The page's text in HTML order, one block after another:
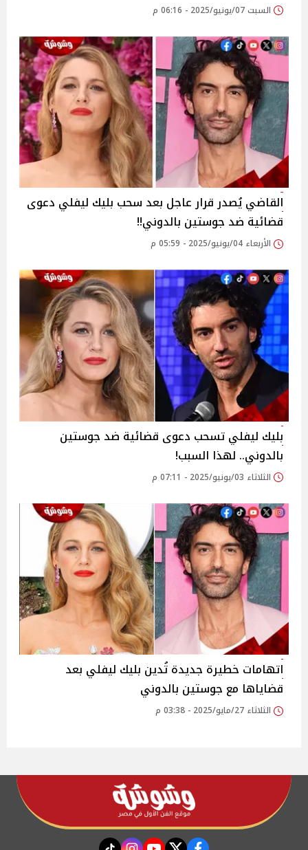
السبت 07/يونيو/2025 - 06:16 م
القاضي يُصدر قرار عاجل بعد سحب بليك ليفلي دعوى
قضائية ضد جوستين بالدوني!!
الأربعاء 04/يونيو/2025 - 05:59 م
بليك ليفلي تسحب دعوى قضائية ضد جوستين
بالدوني.. لهذا السبب!
الثلاثاء 03/يونيو/2025 - 07:11 م
اتهامات خطيرة جديدة تُدين بليك ليفلي بعد
قضاياها مع جوستين بالدوني
الثلاثاء 27/مايو/2025 - 03:38 م